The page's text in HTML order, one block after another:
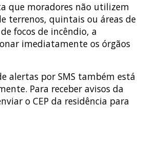
que moradores não utilizem
terrenos, quintais ou áreas de
focos de incêndio, a
imediatamente os órgãos
alertas por SMS também está
Para receber avisos da
o CEP da residência para